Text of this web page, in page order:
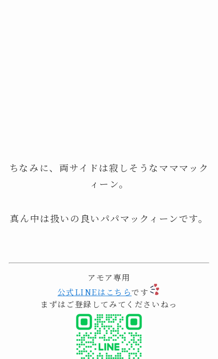
ちなみに、両サイドは寂しそうなマママック
ィーン。
真ん中は扱いの良いパパマックィーンです。
アモア専用
公式LINEはこちらです
まずはご登録してみてくださいねっ